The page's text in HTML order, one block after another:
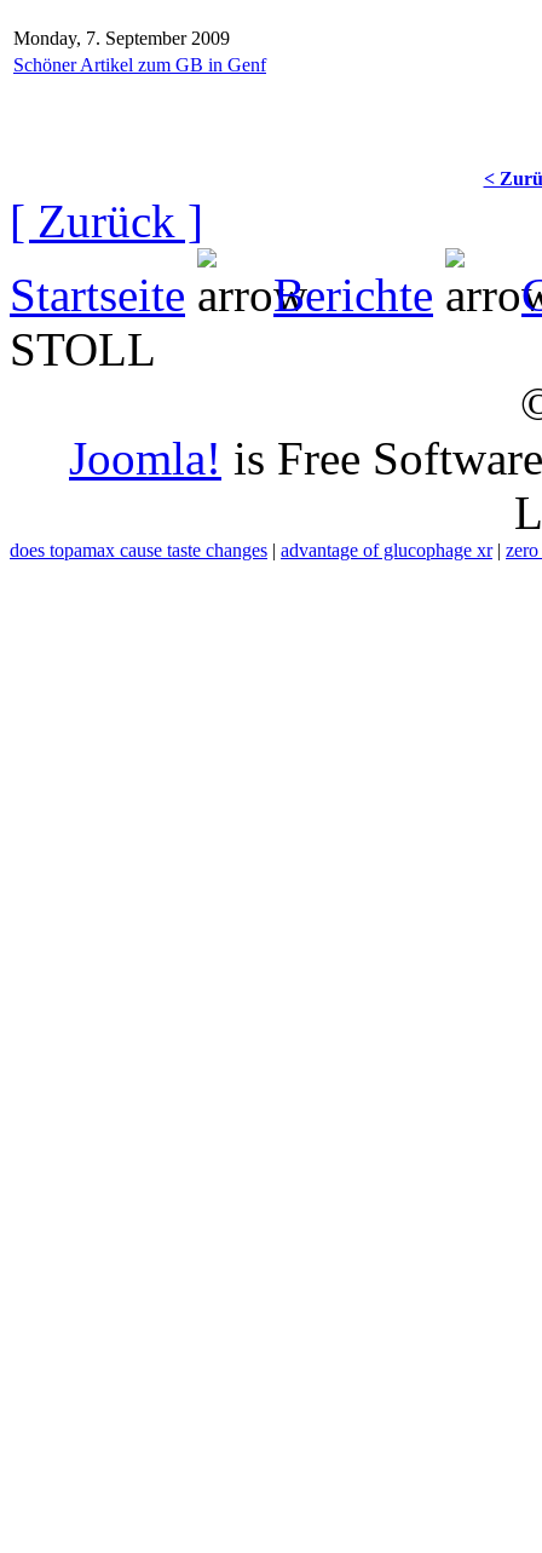
Monday, 7. September 2009
Schöner Artikel zum GB in Genf
<
[ Zurück ]
Startseite
Berichte
STOLL
Joomla! is Free
does topamax cause taste changes | advantage of glucophage xr|